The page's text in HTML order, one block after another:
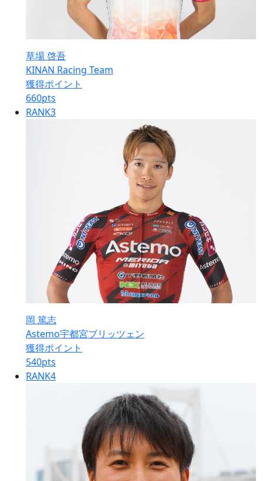
草場 啓吾
KINAN Racing Team
獲得ポイント
660pts
RANK3
岡 篤志
Astemo宇都宮ブリッツェン
獲得ポイント
540pts
RANK4